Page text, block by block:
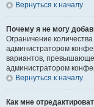
Вернуться к началу
Почему я не могу
Ограничение
администратором
вариантов,
администратором
Вернуться к началу
Как мне